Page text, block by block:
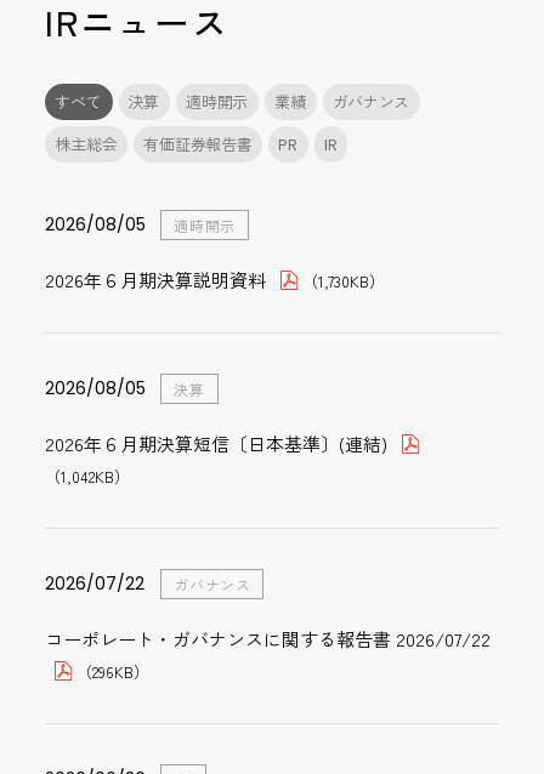
2026/06/30 アバント
執行体制の変更に関するお知らせ
アバント、エヌアイシー・パートナーズ株式会社主催
「IBM Partner Plus Software S&Sキャンペーン」にて
アバント、ソニーフィナンシャルグループ株式会社が
について（第3報）
第三者からの不正アクセスによるサービス提供の停止
について（第2報）
（347KB）
2023/05/31 インターネットディスクロージャー
第三者からの不正アクセスによるサービス提供の停止
について
2026/07/13 ジール
ジール、ArentのAIネイティブな開発の推進を支える 強
固な品質管理基盤の構築を伴走支援
2026/07/10 ジール
ジール、Denodo Technologies株式会社主催「Datafest
ジール、清水建設の大規模データを高速処理する高度
2026/06/01 ディーバ
「IFRS18号対応」に関する寄稿記事が、中央経済社
2026/05/28 ディーバ
ディーバ、株式会社ニフコにおける取締役会DXシステ
ム「TRINITY BOARD」の導入事例を公開
2026/04/28
ディーバ、株式会社ユシロにおける取締役会DXを支援
IRニュース
すべて 決算 適時開示 業績
ガバナンス
株主総会
有価証券報告書 PR IR
2026/08/05 適時開示
2026年６月期決算説明資料 （1,730KB）
2026/08/05 決算
2026年６月期決算短信〔日本基準〕(連結)
（1,042KB）
2026/07/22 ガバナンス
コーポレート・ガバナンスに関する報告書 2026/07/22
（296KB）